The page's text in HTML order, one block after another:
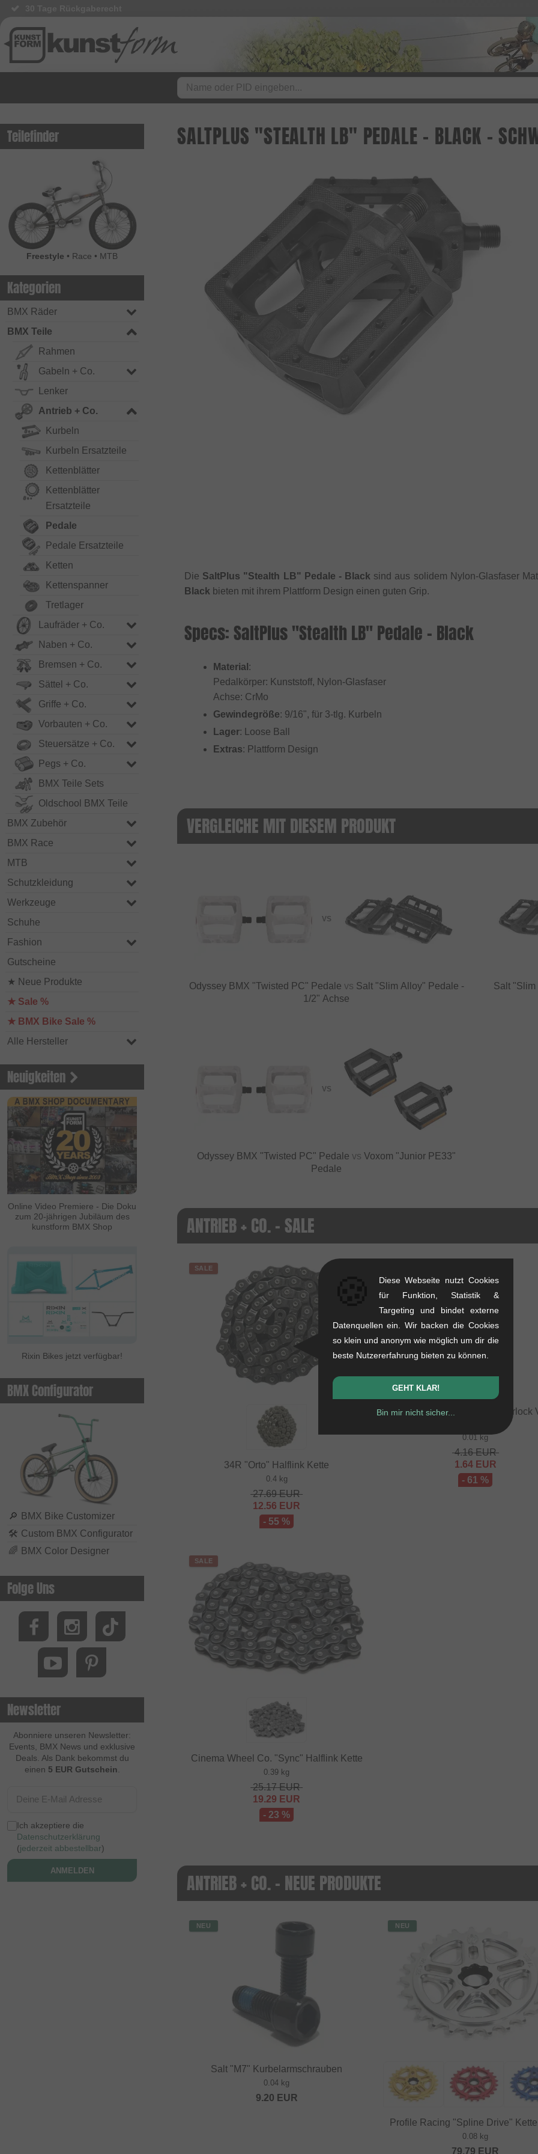
Teilefinder
Freestyle • Race • MTB
Kategorien
BMX Räder
BMX Teile
Rahmen
Gabeln + Co.
Lenker
Antrieb + Co.
Kurbeln
Kurbeln Ersatzteile
Kettenblätter
Kettenblätter
Ersatzteile
Pedale
Pedale Ersatzteile
Ketten
Kettenspanner
Tretlager
Laufräder + Co.
Naben + Co.
Bremsen + Co.
Sättel + Co.
Griffe + Co.
Vorbauten + Co.
Steuersätze + Co.
Pegs + Co.
BMX Teile Sets
Oldschool BMX Teile
BMX Zubehör
BMX Race
MTB
Schutzkleidung
Werkzeuge
Schuhe
Fashion
Gutscheine
★ Neue Produkte
★ Sale %
★ BMX Bike Sale %
Alle Hersteller
Neuigkeiten
Online Video Premiere - Die Doku
zum 20-jährigen Jubiläum des
kunstform BMX Shop
Rixin Bikes jetzt verfügbar!
BMX Configurator
🔎 BMX Bike Customizer
🛠 Custom BMX Configurator
🌈 BMX Color Designer
Folge Uns
Newsletter
Abonniere unseren Newsletter:
Events, BMX News und exklusive
Deals. Als Dank bekommst du
einen 5 EUR Gutschein
Ich akzeptiere die
Datenschutzerklärung
(jederzeit abbestellbar)
ANMELDEN
SALTPLUS "STEALTH LB" PEDALE - BLACK -
Die SaltPlus "Stealth LB" Pedale - Black sind aus solidem Nylon-Glasfaser
Black bieten mit ihrem Plattform Design einen guten Grip.
Specs: SaltPlus "Stealth LB" Pedale - Black
Material :
Pedalkörper: Kunststoff, Nylon-Glasfaser
Achse: CrMo
Gewindegröße: 9/16", für 3-tlg. Kurbeln
Lager: Loose Ball
Extras: Plattform Design
VERGLEICHE MIT DIESEM PRODUKT
VS
Odyssey BMX "Twisted PC" Pedale vs Salt "Slim Alloy" Pedale -
1/2" Achse
Salt
VS
Odyssey BMX "Twisted PC" Pedale vs Voxom "Junior PE33"
Pedale
ANTRIEB + CO. - SALE
SALE
34R "Orto" Halflink Kette
0.4 kg
27.69EUR
12.56 EUR
- 55 %
The Shadow Conspiracy "Interlock
0.01 kg
4.16EUR
1.64EUR
- 61 %
SALE
Cinema Wheel Co. "Sync" Halflink Kette
0.39 kg
25.17EUR
19.29 EUR
- 23 %
ANTRIEB + CO. - NEUE PRODUKTE
NEU
Salt "M7" Kurbelarmschrauben
0.04 kg
9.20 EUR
NEU
Profile Racing "Spline Drive"
0.08 kg
79.79 EUR
Diese Webseite nutzt Cookies
für Funktion, Statistik &
Targeting und bindet externe
Datenquellen ein. Wir backen die Cookies
so klein und anonym wie möglich um dir die
beste Nutzererfahrung bieten zu können.
GEHT KLAR!
Bin mir nicht sicher...